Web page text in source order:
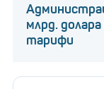
млрд.
тарифи